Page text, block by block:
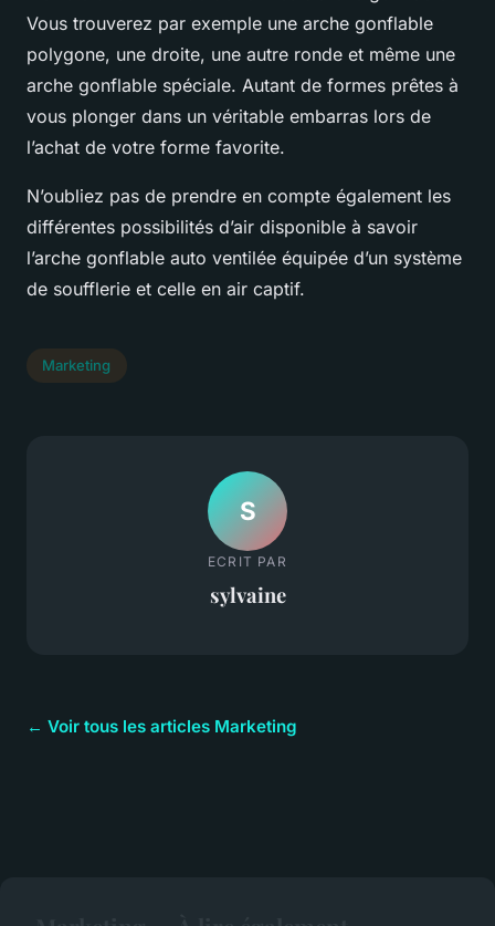
Vous trouverez par exemple une arche gonflable
polygone, une droite, une autre ronde et même une
arche gonflable spéciale. Autant de formes prêtes à
vous plonger dans un véritable embarras lors de
l’achat de votre forme favorite.
N’oubliez pas de prendre en compte également les
différentes possibilités d’air disponible à savoir
l’arche gonflable auto ventilée équipée d’un système
de soufflerie et celle en air captif.
Marketing
S
ECRIT PAR
sylvaine
← Voir tous les articles Marketing